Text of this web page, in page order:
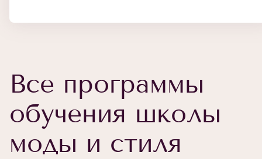
Все программы
обучения школы
моды и стиля